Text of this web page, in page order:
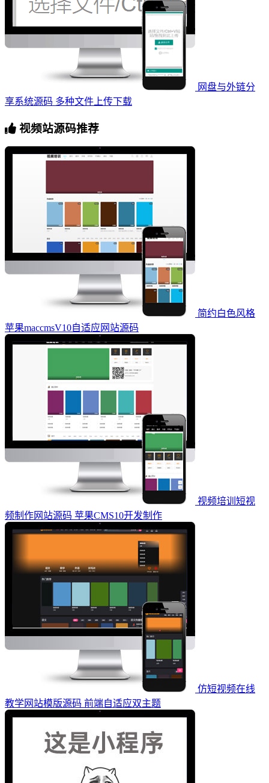
网盘与外链分
享系统源码 多种文件上传下载
视频站源码推荐
简约白色风格
苹果maccmsV10自适应网站源码
视频培训短视
频制作网站源码 苹果CMS10开发制作
仿短视频在线
教学网站模版源码 前端自适应双主题